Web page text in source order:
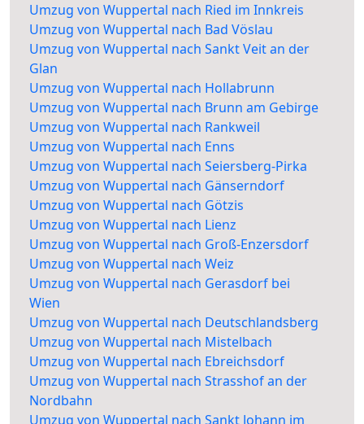
Umzug von Wuppertal nach Ried im Innkreis
Umzug von Wuppertal nach Bad Vöslau
Umzug von Wuppertal nach Sankt Veit an der
Glan
Umzug von Wuppertal nach Hollabrunn
Umzug von Wuppertal nach Brunn am Gebirge
Umzug von Wuppertal nach Rankweil
Umzug von Wuppertal nach Enns
Umzug von Wuppertal nach Seiersberg-Pirka
Umzug von Wuppertal nach Gänserndorf
Umzug von Wuppertal nach Götzis
Umzug von Wuppertal nach Lienz
Umzug von Wuppertal nach Groß-Enzersdorf
Umzug von Wuppertal nach Weiz
Umzug von Wuppertal nach Gerasdorf bei
Wien
Umzug von Wuppertal nach Deutschlandsberg
Umzug von Wuppertal nach Mistelbach
Umzug von Wuppertal nach Ebreichsdorf
Umzug von Wuppertal nach Strasshof an der
Nordbahn
Umzug von Wuppertal nach Sankt Johann im